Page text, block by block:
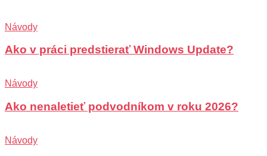
Návody
Ako v práci predstierať Windows Update?
Návody
Ako nenaletieť podvodníkom v roku 2026?
Návody